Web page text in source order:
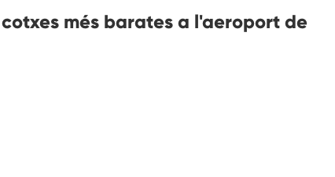
més barates a l'aeroport de